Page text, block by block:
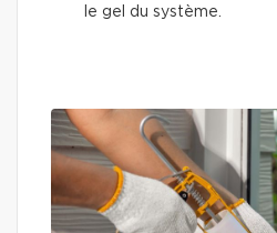
le gel du système.